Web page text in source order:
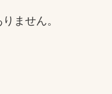
ません。